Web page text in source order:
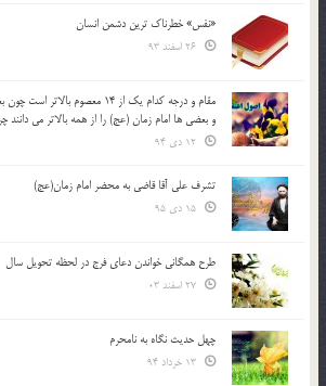
«نفس» خطرناک ترین دشمن انسان
مقام و درجه كدام يك از 14 معصوم
و بعضي ها امام زمان (عج) را از همه بالاتر مي دانند
تشرف علي آقا قاضي به محضر امام زمان(عج)
طرح همگانی خواندن دعای فرج در لحظه تحویل سال
چهل حدیث نگاه به نامحرم